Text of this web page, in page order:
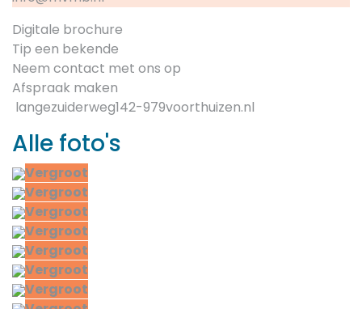
Digitale brochure
Tip een bekende
Neem contact met ons op
Afspraak maken
langezuiderweg142-979voorthuizen.nl
Alle foto's
Vergroot
Vergroot
Vergroot
Vergroot
Vergroot
Vergroot
Vergroot